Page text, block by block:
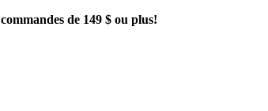
de 149 $ ou plus!